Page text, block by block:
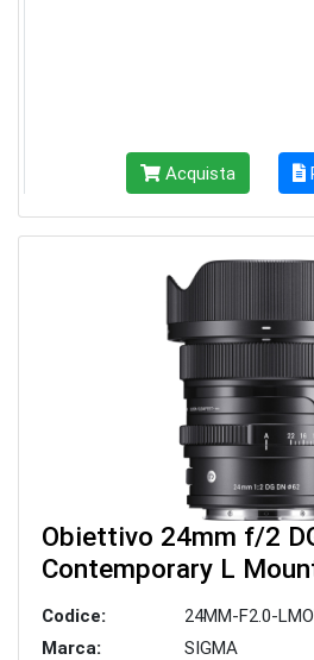
Acquista
Obiettivo 24mm f/2
Contemporary L
Codice:
24MM-F2.0-
Marca:
SIGMA